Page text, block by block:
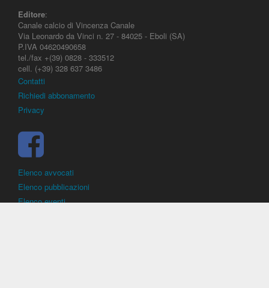
Editore:
Canale calcio di Vincenza Canale
Via Leonardo da Vinci n. 27 - 84025 - Eboli (SA)
P.IVA 04620490658
tel./fax +(39) 0828 - 333512
cell. (+39) 328 637 3486
Contatti
Richiedi abbonamento
Privacy
Elenco avvocati
Elenco pubblicazioni
Elenco eventi